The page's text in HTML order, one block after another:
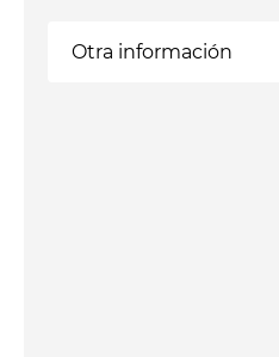
Otra información